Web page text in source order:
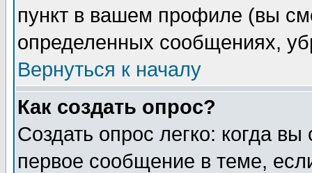
пункт в вашем профиле (вы
определенных сообщениях,
Вернуться к началу
Как создать опрос?
Создать опрос легко: когда
первое сообщение в теме,